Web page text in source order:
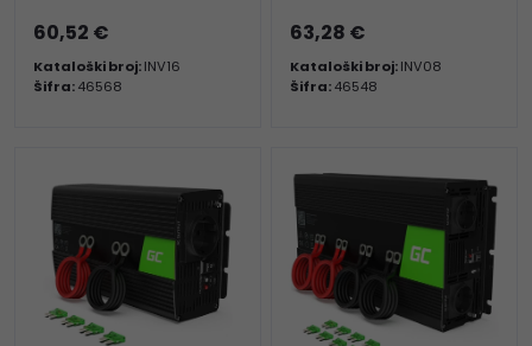
60,52 €
Kataloški broj:INV16
Šifra:46568
63,28 €
Kataloški broj:INV08
Šifra:46548